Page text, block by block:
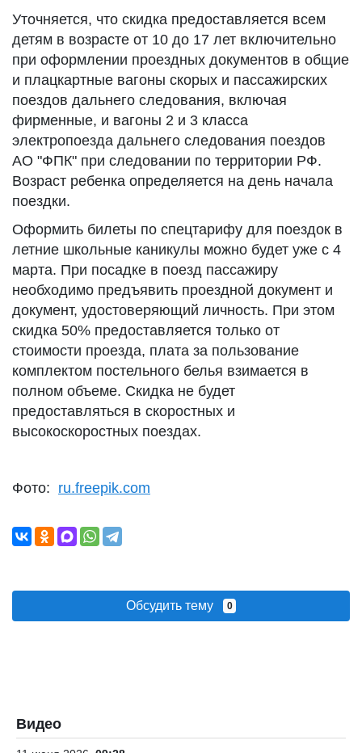
Уточняется, что скидка предоставляется всем
детям в возрасте от 10 до 17 лет включительно
при оформлении проездных документов в общие
и плацкартные вагоны скорых и пассажирских
поездов дальнего следования, включая
фирменные, и вагоны 2 и 3 класса
электропоезда дальнего следования поездов
АО "ФПК" при следовании по территории РФ.
Возраст ребенка определяется на день начала
поездки.
Оформить билеты по спецтарифу для поездок в
летние школьные каникулы можно будет уже с 4
марта. При посадке в поезд пассажиру
необходимо предъявить проездной документ и
документ, удостоверяющий личность. При этом
скидка 50% предоставляется только от
стоимости проезда, плата за пользование
комплектом постельного белья взимается в
полном объеме. Скидка не будет
предоставляться в скоростных и
высокоскоростных поездах.
Фото: ru.freepik.com
Обсудить тему 0
Видео